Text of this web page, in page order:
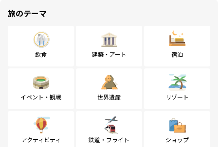
旅のテーマ
飲食 建築・アート 宿泊
イベント・観戦 世界遺産 リゾート
アクティビティ 鉄道・フライト ショップ